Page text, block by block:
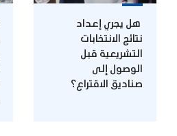
هل يجري إعداد
نتائج الانتخابات
التشريعية قبل
الوصول إلى
صناديق الاقتراع؟